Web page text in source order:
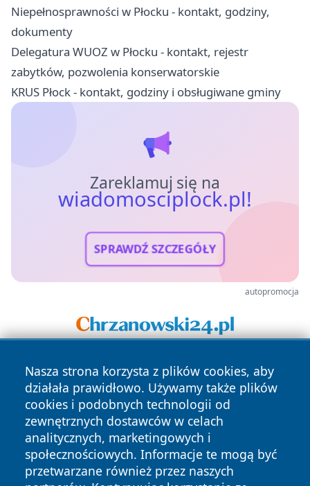
Niepełnosprawności w Płocku - kontakt, godziny,
dokumenty
Delegatura WUOZ w Płocku - kontakt, rejestr
zabytków, pozwolenia konserwatorskie
KRUS Płock - kontakt, godziny i obsługiwane gminy
Zareklamuj się na
wiadomosciplock.pl!
SPRAWDŹ SZCZEGÓŁY
autopromocja
Nasza strona korzysta z plików cookies, aby
działała prawidłowo. Używamy także plików
cookies i podobnych technologii od
zewnętrznych dostawców w celach
analitycznych, marketingowych i
społecznościowych. Informacje te mogą być
przetwarzane również przez naszych
Copyright © 2026 wiadomosciplock.pl Wszystkie prawa
zastrzeżone.